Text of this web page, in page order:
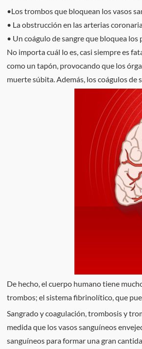
•Los trombos que bloquean los vasos
• La obstrucción en las arterias
• Un coágulo de sangre que bloquea
No importa cuál lo es, casi siempre es
como un tapón, provocando que los
muerte súbita. Además, los coágulos
De hecho, el cuerpo humano tiene
trombos; el sistema fibrinolítico, que
Sangrado y coagulación, trombosis y
medida que los vasos sanguíneos
sanguíneos para formar una gran